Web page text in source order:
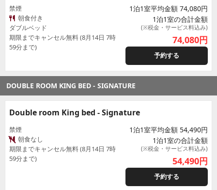
禁煙
朝食付き
ダブルベッド
期限までキャンセル無料 (8月14日 7時
59分まで)
1泊1室平均金額 74,080円
1泊1室の合計金額
(※税金・サービス料込み)
74,080円
予約する
DOUBLE ROOM KING BED - SIGNATURE
Double room King bed - Signature
禁煙
朝食なし
期限までキャンセル無料 (8月14日 7時
59分まで)
1泊1室平均金額 54,490円
1泊1室の合計金額
(※税金・サービス料込み)
54,490円
予約する